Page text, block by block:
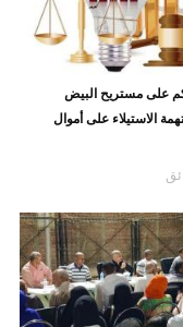
على مستريح البيض
الاستيلاء على أموال